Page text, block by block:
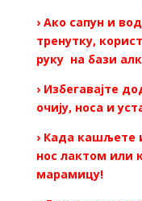
› Ако сапун и
тренутку,
руку на бази
› Избегавајте
очију, носа и
› Када кашљете
нос лактом или
марамицу!